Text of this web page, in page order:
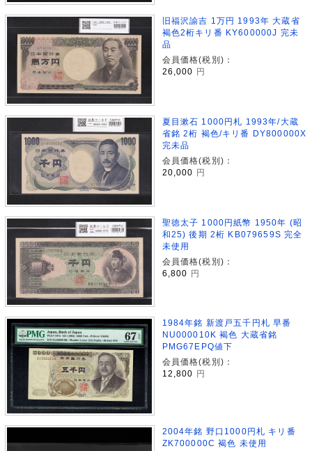
旧福沢諭吉 1万円 1993年 大蔵省
褐色2桁キリ番 KY600000J 完未
品
会員価格(税別)：
26,000 円
夏目漱石 1000円札 1993年/大蔵
省銘 2桁 褐色/キリ番 DY800000X
完未品
会員価格(税別)：
20,000 円
聖徳太子 1000円紙幣 1950年 (昭
和25) 後期 2桁 KB079659S 完全
未使用
会員価格(税別)：
6,800
円
1984年銘 新渡戸五千円札 早番
NU000010K 褐色 大蔵省銘
PMG67EPQ値下
会員価格(税別)：
12,800 円
2004年銘 野口1000円札 キリ番
ZK700000C 褐色 未使用